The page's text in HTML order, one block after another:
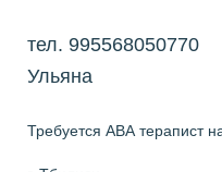
тел. 995568050770
Ульяна
Требуется АВА терапист